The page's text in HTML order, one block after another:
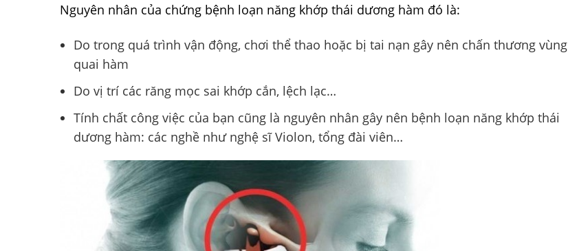
Nguyên nhân của chứng bệnh loạn năng khớp thái dương hàm đó là:
Do trong quá trình vận động, chơi thể thao hoặc bị tai nạn gây nên chấn thương vùng
quai hàm
Do vị trí các răng mọc sai khớp cắn, lệch lạc…
Tính chất công việc của bạn cũng là nguyên nhân gây nên bệnh loạn năng khớp thái
dương hàm: các nghề như nghệ sĩ Violon, tổng đài viên…